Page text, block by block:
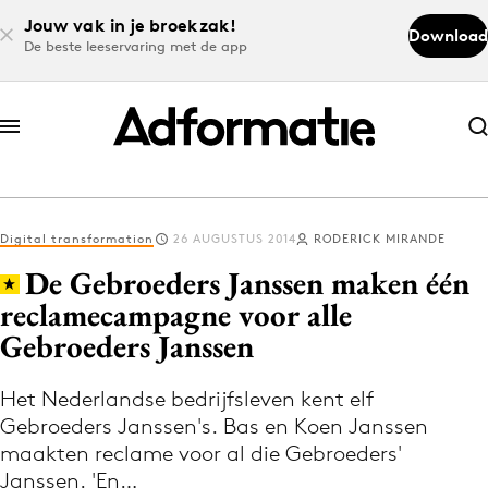
Jouw vak in je broekzak!
De beste leeservaring met de app
Download
Abonneer nu
Abonneer nu
Log in
Download de app
Volg het laatste nieuws via de Adformatie
Nieuws app
Digital transformation 26 AUGUSTUS 2014 RODERICK MIRANDE
De Gebroeders Janssen maken één
reclamecampagne voor alle
Gebroeders Janssen
Het Nederlandse bedrijfsleven kent elf
Gebroeders Janssen's. Bas en Koen Janssen
maakten reclame voor al die Gebroeders'
Janssen. 'En…